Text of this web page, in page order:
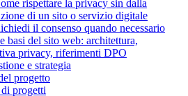
rispettare la privacy sin dalla
di un sito o servizio digitale
il consenso quando necessario
basi del sito web: architettura,
privacy, riferimenti DPO
e strategia
progetto
progetti